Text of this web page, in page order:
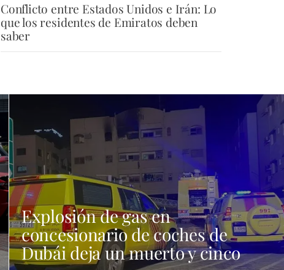
Conflicto entre Estados Unidos e Irán: Lo
que los residentes de Emiratos deben
saber
Explosión de gas en
concesionario de coches de
Dubái deja un muerto y cinco